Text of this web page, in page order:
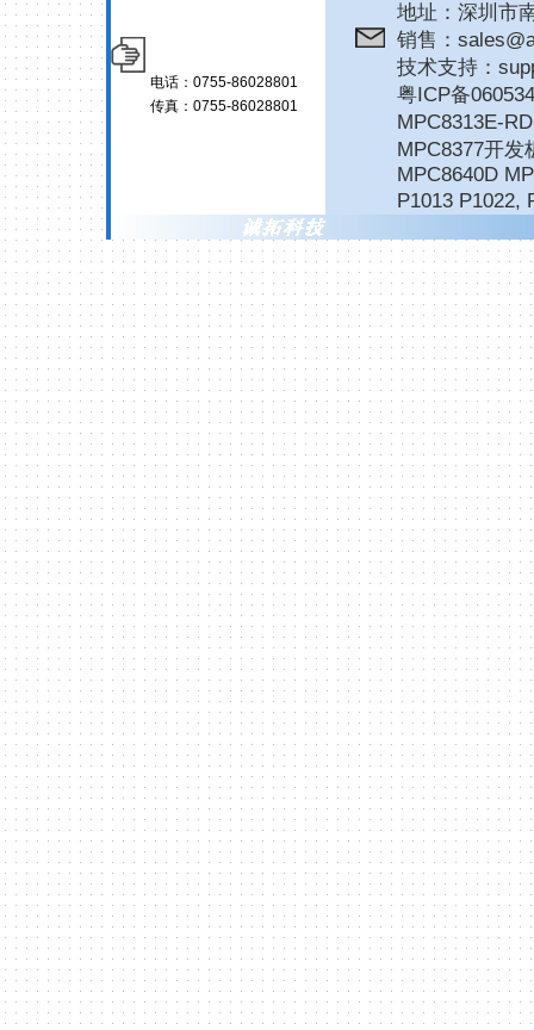
电话：0755-86028801
传真：0755-86028801
地址：深圳市
销售：
技术支持：
粤ICP备
MPC8313E-
MPC8377开发
MPC8640D
P1013 P1022,